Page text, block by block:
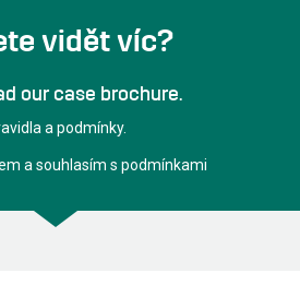
vidět víc?
our case brochure.
a podmínky.
a souhlasím s podmínkami